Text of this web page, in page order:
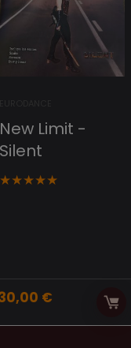
New Limit ‎-
Silent
★★★★★
€